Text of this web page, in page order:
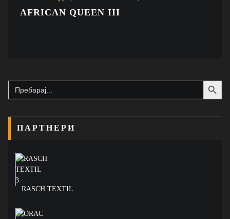
QUEEN III
Search
for:
Search Button
ПАРТНЕРИ
RASCH TEXTIL